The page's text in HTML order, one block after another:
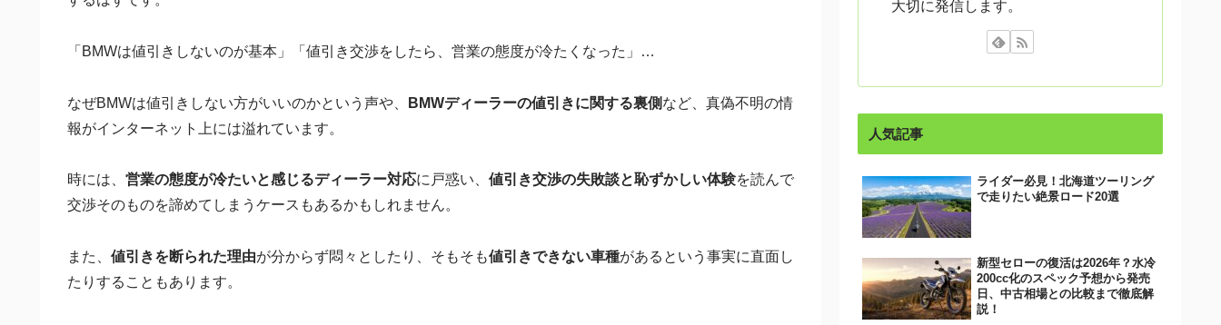
「BMWは値引きしないのが基本」「値引き交渉をしたら、営業の態度が冷たくなった」…
なぜBMWは値引きしない方がいいのかという声や、 BMWディーラーの値引きに関する裏側 など、真偽不明の情
報がインターネット上には溢れています。
時には、 営業の態度が冷たいと感じるディーラー対応に戸惑い、 値引き交渉の失敗談と恥ずかしい体験を読んで
交渉そのものを諦めてしまうケースもあるかもしれません。
また、 値引きを断られた理由が分からず悶々としたり、そもそも値引きできない車種があるという事実に直面し
たりすることもあります。
大切に発信します。
人気記事
ライダー必見！北海道ツーリング
で走りたい絶景ロード20選
新型セローの復活は2026年？水冷
200cc化のスペック予想から発売
日、中古相場との比較まで徹底解
説！